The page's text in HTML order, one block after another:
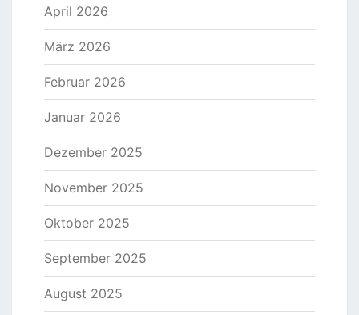
April 2026
März 2026
Februar 2026
Januar 2026
Dezember 2025
November 2025
Oktober 2025
September 2025
August 2025